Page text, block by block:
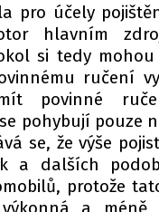
pro účely
hlavním
si tedy
ručení
povinné
pohybují pouze
se, že výše
a dalších
protože